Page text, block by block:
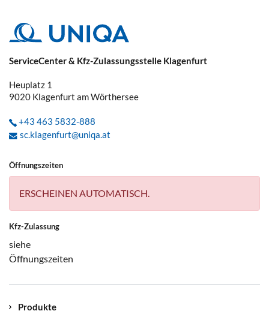
ServiceCenter & Kfz-Zulassungsstelle Klagenfurt
Heuplatz 1
9020 Klagenfurt am Wörthersee
+43 463 5832-888
sc.klagenfurt@uniqa.at
Öffnungszeiten
ERSCHEINEN AUTOMATISCH.
Kfz-Zulassung
siehe
Öffnungszeiten
Produkte